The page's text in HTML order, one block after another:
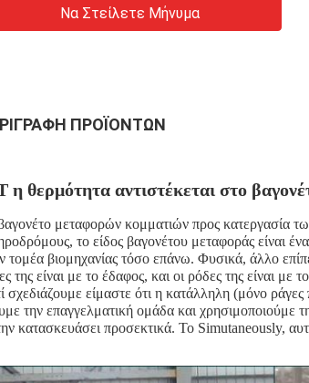
Να Στείλετε Μήνυμα
ΠΡΟΪΌΝΤΩΝ
η θερμότητα αντιστέκεται στο
μεταφορών κομματιών προς κατεργασία
το είδος βαγονέτου μεταφοράς είναι
τομέα βιομηχανίας τόσο επάνω. Φυσικά, άλλο
της είναι με το έδαφος, και οι ρόδες της είναι
σχεδιάζουμε είμαστε ότι η κατάλληλη (μόνο
την επαγγελματική ομάδα και χρησιμοποιούμε
κατασκευάσει προσεκτικά. Το Simutaneously,